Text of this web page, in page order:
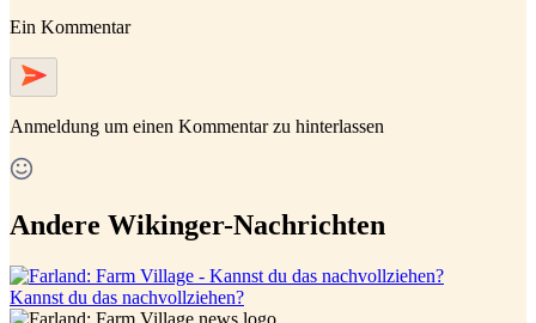
Ein Kommentar
Anmeldung um einen Kommentar zu hinterlassen
Andere Wikinger-Nachrichten
Kannst du das nachvollziehen?